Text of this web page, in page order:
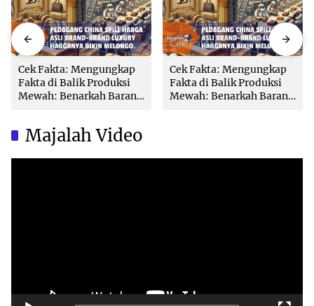
Cek Fakta
Cek Fakta: Mengungkap
Fakta di Balik Produksi
Mewah: Benarkah Barang
Cek Fakta
Cek Fakta: Mengungkap
Fakta di Balik Produksi
Mewah: Benarkah Barang
Majalah Video